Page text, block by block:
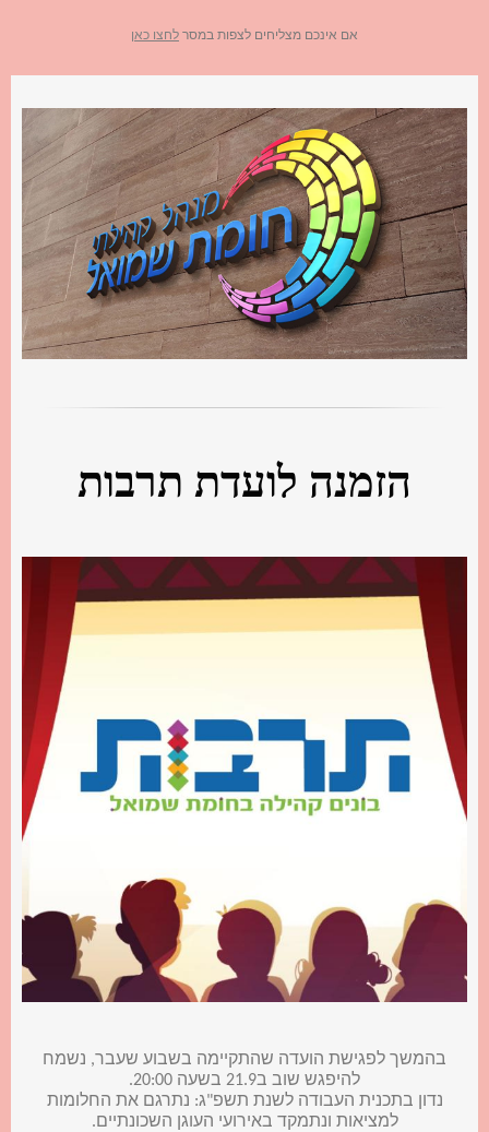
אם אינכם מצליחים לצפות במסר לחצו כאן
הזמנה לועדת תרבות
בהמשך לפגישת הועדה שהתקיימה בשבוע שעבר, נשמח
להיפגש שוב ב21.9 בשעה 20:00.
נדון בתכנית העבודה לשנת תשפ"ג: נתרגם את החלומות
למציאות ונתמקד באירועי העוגן השכונתיים.